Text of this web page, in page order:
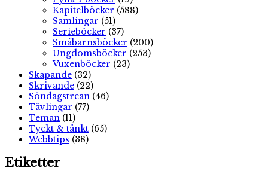
Kapitelböcker (588)
Samlingar (51)
Serieböcker (37)
Småbarnsböcker (200)
Ungdomsböcker (253)
Vuxenböcker (23)
Skapande (32)
Skrivande (22)
Söndagstrean (46)
Tävlingar (77)
Teman (11)
Tyckt & tänkt (65)
Webbtips (38)
Etiketter